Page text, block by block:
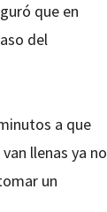
que en
del
a que
llenas ya no
un